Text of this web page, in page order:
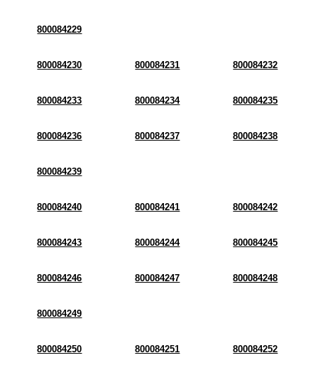
800084229
800084230 800084231 800084232
800084233 800084234 800084235
800084236 800084237 800084238
800084239
800084240 800084241 800084242
800084243 800084244 800084245
800084246 800084247 800084248
800084249
800084250 800084251 800084252